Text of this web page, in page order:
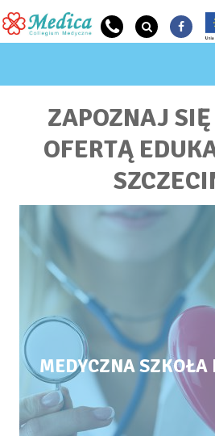
Przejdź do treści
ZAPOZNAJ
OFERTĄ
MEDYCZNA